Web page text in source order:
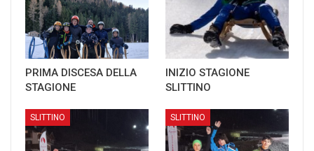
PRIMA DISCESA DELLA
STAGIONE
INIZIO STAGIONE
SLITTINO
SLITTINO SLITTINO